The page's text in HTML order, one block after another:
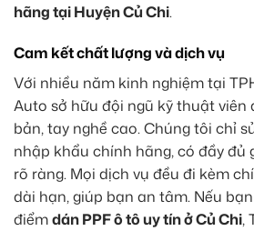
hãng tại Huyện Củ Chi.
Cam kết chất lượng và dịch vụ
Với nhiều năm kinh nghiệm tại
Auto sở hữu đội ngũ kỹ thuật viên
bản, tay nghề cao. Chúng tôi chỉ
nhập khẩu chính hãng, có đầy đủ
rõ ràng. Mọi dịch vụ đều đi kèm
dài hạn, giúp bạn an tâm. Nếu
điểmdán PPF ô tô uy tín ở Củ Chi,